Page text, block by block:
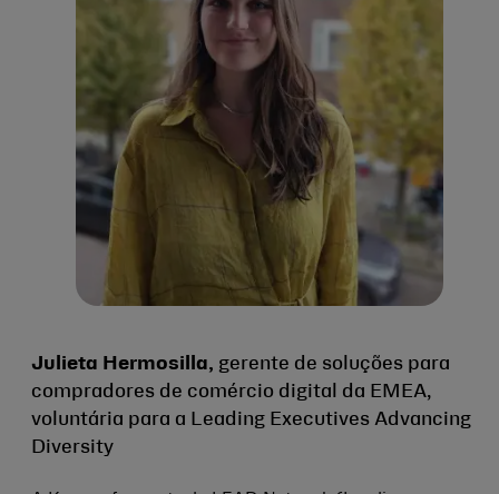
Julieta Hermosilla, gerente de soluções para
compradores de comércio digital da EMEA,
voluntária para a Leading Executives Advancing
Diversity